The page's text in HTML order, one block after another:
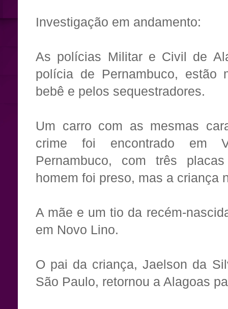
Investigação em andamento:
As polícias Militar e Civil de
polícia de Pernambuco, estão
bebê e pelos sequestradores.
Um carro com as mesmas
crime foi encontrado em
Pernambuco, com três
homem foi preso, mas a criança
A mãe e um tio da recém-
em Novo Lino.
O pai da criança, Jaelson da
São Paulo, retornou a Alagoas